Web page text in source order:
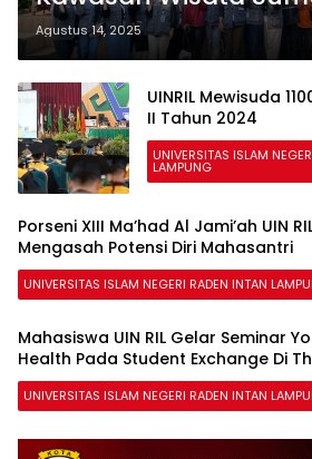
Kelompok KKN-T UIN
Peran Kolaborasi Aktif
Agustus 14, 2025
UINRIL Mewisuda
II Tahun 2024
UNIVERSITAS ISLAM
LAMPUNG
Porseni XIII Ma’had Al Jami’ah UIN
Mengasah Potensi Diri Mahasantri
UNIVERSITAS ISLAM NEGERI RADEN INTAN
Mahasiswa UIN RIL Gelar Seminar
Health Pada Student Exchange Di
UNIVERSITAS ISLAM NEGERI RADEN INTAN